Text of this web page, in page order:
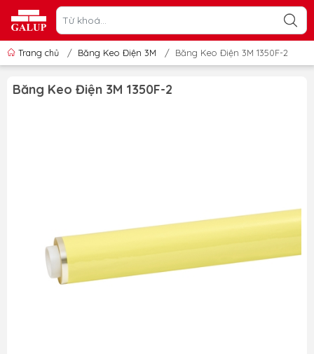
Trang chủ / Băng Keo Điện 3M / Băng Keo Điện 3M 1350F-2
Băng Keo Điện 3M 1350F-2